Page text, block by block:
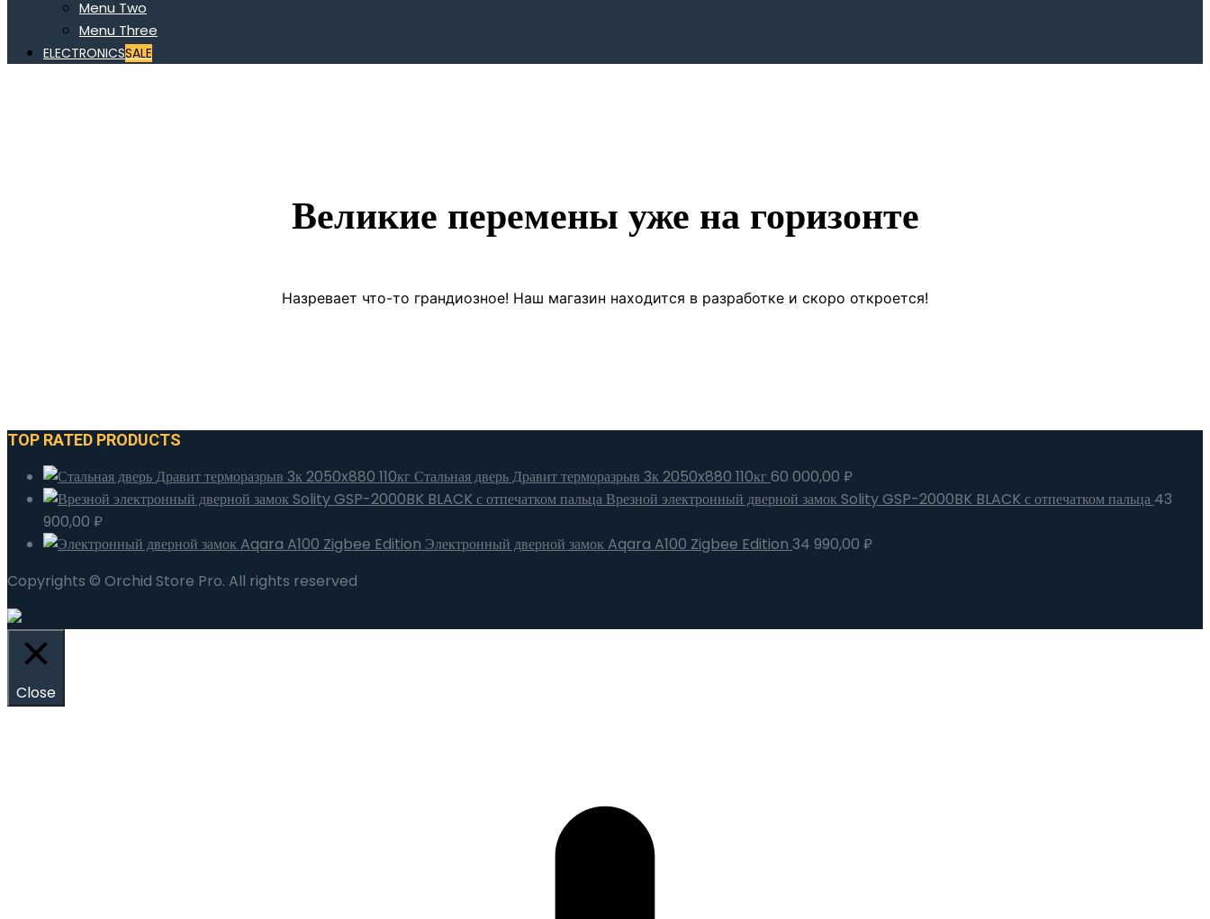
Menu Two
Menu Three
ELECTRONICSSALE
Великие перемены уже на горизонте
Назревает что-то грандиозное! Наш магазин находится в разработке и скоро откроется!
TOP RATED PRODUCTS
Стальная дверь Дравит терморазрыв 3к 2050x880 110кг 60 000,00 ₽
Врезной электронный дверной замок Solity GSP-2000BK BLACK с отпечатком пальца 43
900,00 ₽
Электронный дверной замок Aqara A100 Zigbee Edition 34 990,00 ₽
Copyrights © Orchid Store Pro. All rights reserved
Close